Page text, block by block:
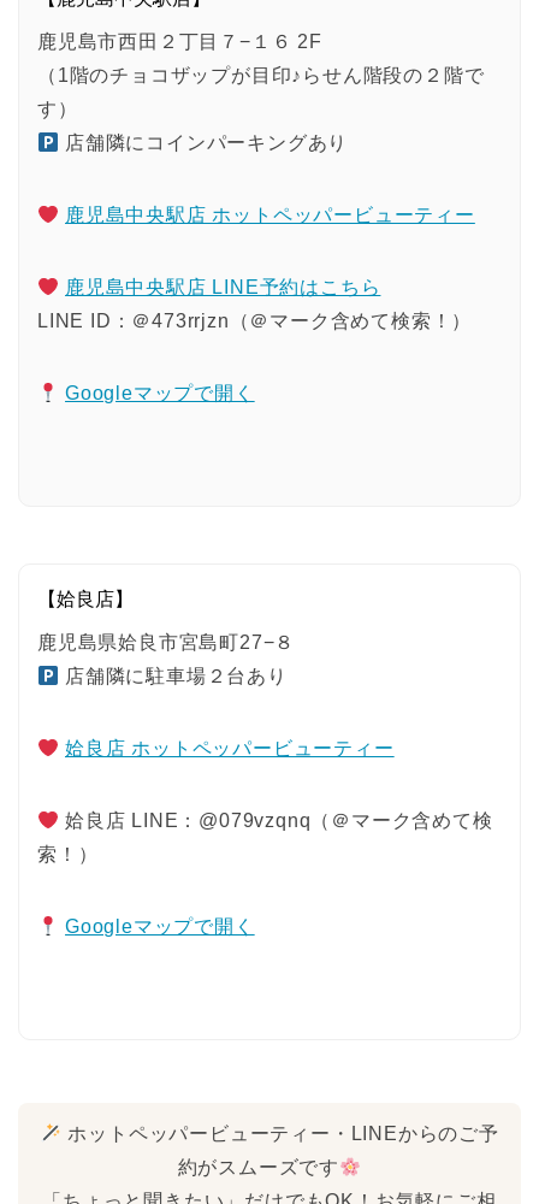
鹿児島市西田２丁目７−１６ 2F
（1階のチョコザップが目印♪らせん階段の２階で
す）
店舗隣にコインパーキングあり
鹿児島中央駅店 ホットペッパービューティー
鹿児島中央駅店 LINE予約はこちら
LINE ID：＠473rrjzn（＠マーク含めて検索！）
Googleマップで開く
【姶良店】
鹿児島県姶良市宮島町27−８
店舗隣に駐車場２台あり
姶良店 ホットペッパービューティー
姶良店 LINE：@079vzqnq（＠マーク含めて検
索！）
Googleマップで開く
ホットペッパービューティー・LINEからのご予
約がスムーズです